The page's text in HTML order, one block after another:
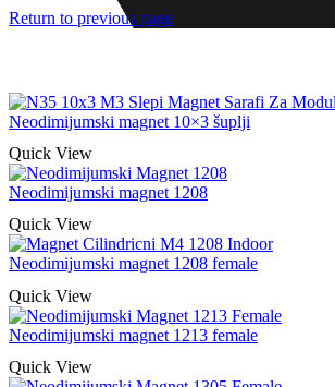
Return to previous page
Neodimijumski magnet 10×3 šuplji
Quick View
Neodimijumski magnet 1208
Quick View
Neodimijumski magnet 1208 female
Quick View
Neodimijumski magnet 1213 female
Quick View